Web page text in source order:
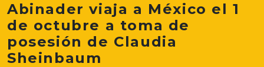
Abinader viaja a México el 1
de octubre a toma de
posesión de Claudia
Sheinbaum